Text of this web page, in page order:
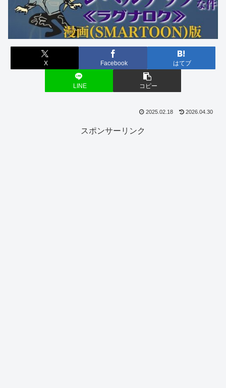
X Facebook はてブ
LINE コピー
2025.02.18 2026.04.30
スポンサーリンク